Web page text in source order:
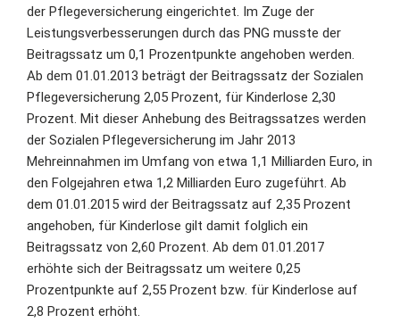
der Pflegeversicherung eingerichtet. Im Zuge der
Leistungsverbesserungen durch das PNG musste der
Beitragssatz um 0,1 Prozentpunkte angehoben werden.
Ab dem 01.01.2013 beträgt der Beitragssatz der Sozialen
Pflegeversicherung 2,05 Prozent, für Kinderlose 2,30
Prozent. Mit dieser Anhebung des Beitragssatzes werden
der Sozialen Pflegeversicherung im Jahr 2013
Mehreinnahmen im Umfang von etwa 1,1 Milliarden Euro, in
den Folgejahren etwa 1,2 Milliarden Euro zugeführt. Ab
dem 01.01.2015 wird der Beitragssatz auf 2,35 Prozent
angehoben, für Kinderlose gilt damit folglich ein
Beitragssatz von 2,60 Prozent. Ab dem 01.01.2017
erhöhte sich der Beitragssatz um weitere 0,25
Prozentpunkte auf 2,55 Prozent bzw. für Kinderlose auf
2,8 Prozent erhöht.